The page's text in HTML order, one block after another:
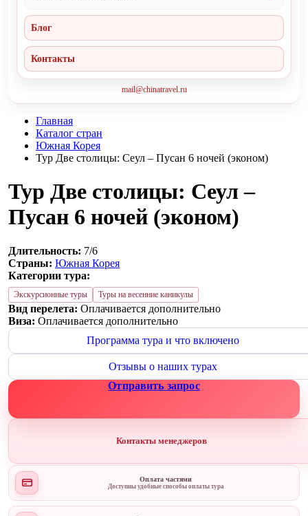
Блог
Контакты
mail@chinatravel.ru
Главная
Каталог стран
Южная Корея
Тур Две столицы: Сеул – Пусан 6 ночей (эконом)
Тур Две столицы: Сеул –
Пусан 6 ночей (эконом)
Длительность: 7/6
Страны: Южная Корея
Категории тура:
Экскурсионные туры Туры на весенние каникулы
Вид перелета: Оплачивается дополнительно
Виза: Оплачивается дополнительно
Программа тура и что включено
Отзывы о наших турах
Отправить запрос
Контакты менеджеров
Оплата частями
Доступны удобные способы оплаты тура